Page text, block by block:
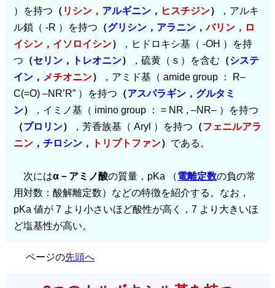
）を持つ （ リシン， アルギニン， ヒスチジン）
，アルキ
ル鎖（ -R ）を持つ （グリシン，アラニン，バリン，ロ
イシン，イソロイシン）
，ヒドロキシ基（ -OH ）を持
つ （セリン，トレオニン） ，硫黄（ s ）を含む （システ
イン， メチオニン）
，アミド基（ amide group ： R–
C(=O) –NR’R” ）を持つ （アスパラギン，グルタミ
ン）
，イミノ基（ imino group ： = NR , –NR– ）を持つ
（プロリン） ，芳香族基（ Aryl ）を持つ （フェニルアラ
ニン ， チロシン， トリプトファン） である。
次にはα－アミノ酸の質量，pKa （電離定数の負の常
用対数：酸解離定数）などの特徴を紹介する。なお，
pKa 値が 7 より小さいほど酸性が高く，7 より大きいほ
ど塩基性が高い。
ページの先頭へ